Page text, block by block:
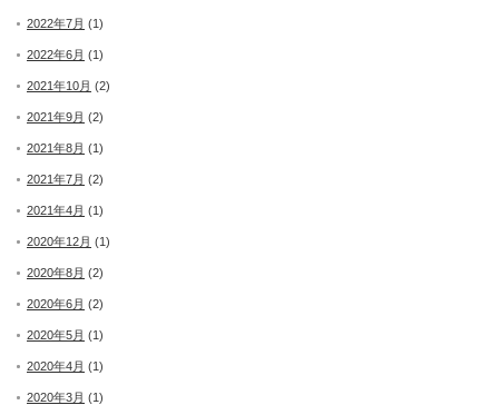
2022年7月 (1)
2022年6月 (1)
2021年10月 (2)
2021年9月 (2)
2021年8月 (1)
2021年7月 (2)
2021年4月 (1)
2020年12月 (1)
2020年8月 (2)
2020年6月 (2)
2020年5月 (1)
2020年4月 (1)
2020年3月 (1)